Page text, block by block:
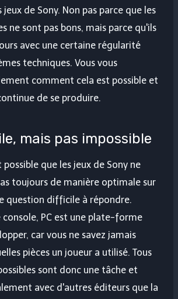
de Sony. Non pas parce que les
ne sont pas bons, mais parce qu'ils
avec une certaine régularité
techniques. Vous vous
comment cela est possible et
de se produire.
mais pas impossible
que les jeux de Sony ne
toujours de manière optimale sur
question difficile à répondre.
console, PC est une plate-forme
car vous ne savez jamais
pièces un joueur a utilisé. Tous
sont donc une tâche et
avec d'autres éditeurs que la